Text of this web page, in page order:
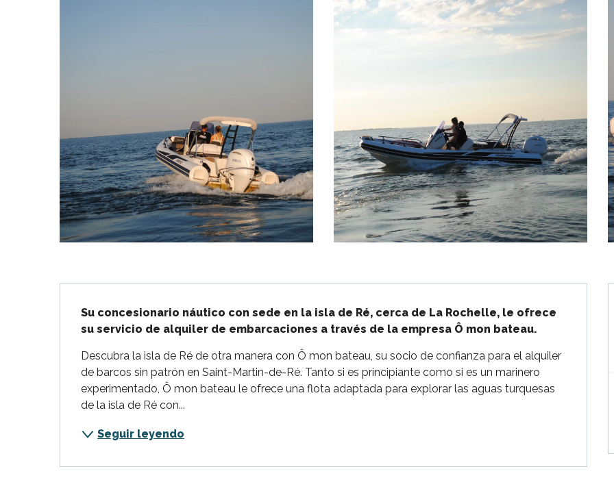
Plage
Martin-de-Ré
Marie-de-Ré
Su concesionario náutico con sede en la isla de Ré, cerca de La Rochelle, le ofrece
su servicio de alquiler de embarcaciones a través de la empresa Ô mon bateau.
Descubra la isla de Ré de otra manera con Ô mon bateau, su socio de confianza para el alquiler
de barcos sin patrón en Saint-Martin-de-Ré. Tanto si es principiante como si es un marinero
experimentado, Ô mon bateau le ofrece una flota adaptada para explorar las aguas turquesas
de la isla de Ré con...
Seguir leyendo